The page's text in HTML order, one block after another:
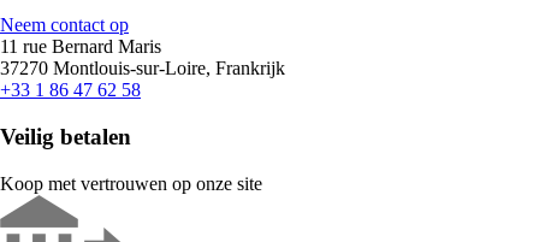
Neem contact op
11 rue Bernard Maris
37270 Montlouis-sur-Loire, Frankrijk
+33 1 86 47 62 58
Veilig betalen
Koop met vertrouwen op onze site